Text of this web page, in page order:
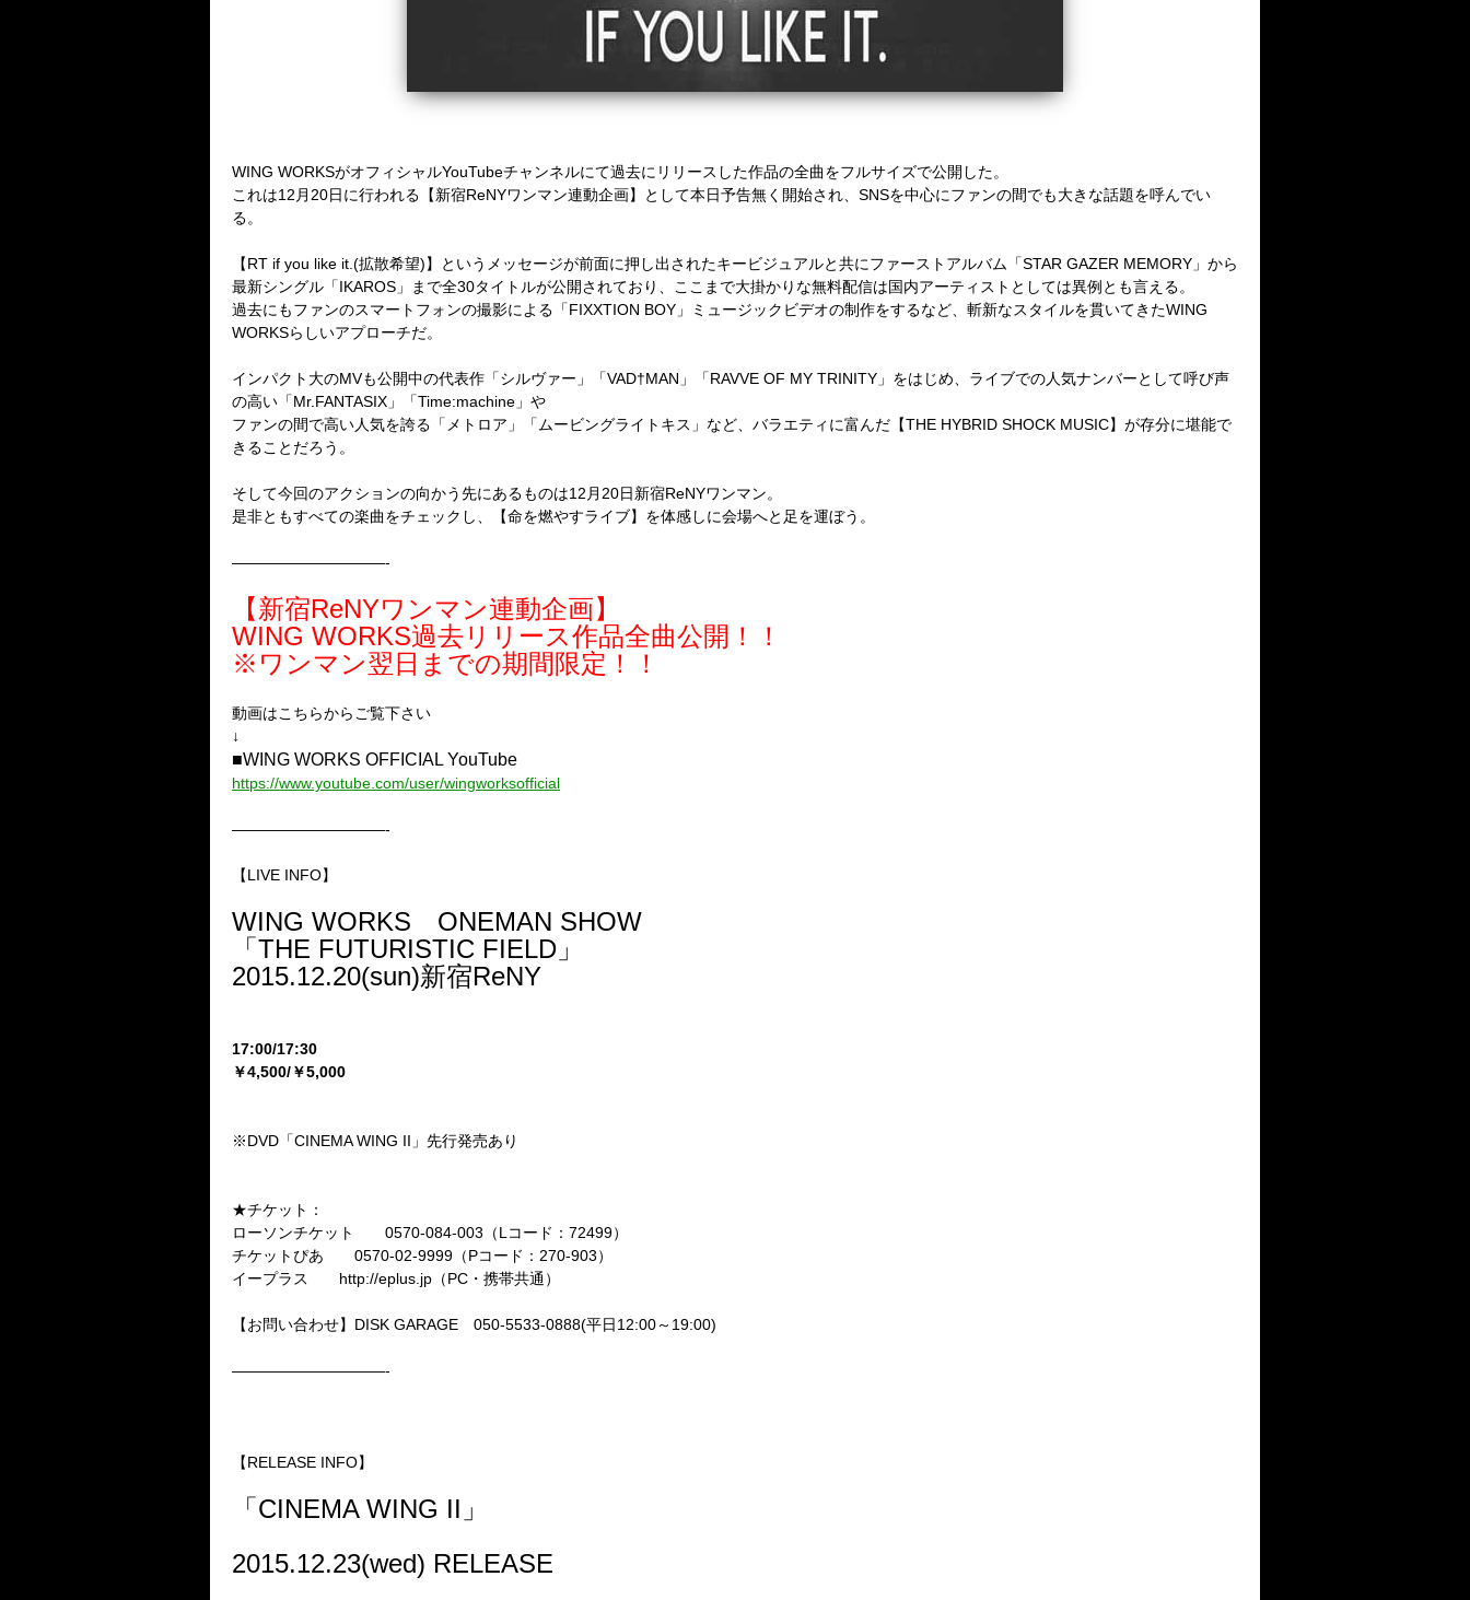
WING WORKSがオフィシャルYouTubeチャンネルにて過去にリリースした作品の全曲をフルサイズで公開した。
これは12月20日に行われる【新宿ReNYワンマン連動企画】として本日予告無く開始され、SNSを中心にファンの間でも大きな話題を呼んでい
る。
【RT if you like it.(拡散希望)】というメッセージが前面に押し出されたキービジュアルと共にファーストアルバム「STAR GAZER MEMORY」から
最新シングル「IKAROS」まで全30タイトルが公開されており、ここまで大掛かりな無料配信は国内アーティストとしては異例とも言える。
過去にもファンのスマートフォンの撮影による「FIXXTION BOY」ミュージックビデオの制作をするなど、斬新なスタイルを貫いてきたWING
WORKSらしいアプローチだ。
インパクト大のMVも公開中の代表作「シルヴァー」「VAD†MAN」「RAVVE OF MY TRINITY」をはじめ、ライブでの人気ナンバーとして呼び声
の高い「Mr.FANTASIX」「Time:machine」や
ファンの間で高い人気を誇る「メトロア」「ムービングライトキス」など、バラエティに富んだ【THE HYBRID SHOCK MUSIC】が存分に堪能で
きることだろう。
そして今回のアクションの向かう先にあるものは12月20日新宿ReNYワンマン。
是非ともすべての楽曲をチェックし、【命を燃やすライブ】を体感しに会場へと足を運ぼう。
——————————-
【新宿ReNYワンマン連動企画】
WING WORKS過去リリース作品全曲公開！！
※ワンマン翌日までの期間限定！！
動画はこちらからご覧下さい
↓
■WING WORKS OFFICIAL YouTube
https://www.youtube.com/user/wingworksofficial
——————————-
【LIVE INFO】
WING WORKS ONEMAN SHOW
「THE FUTURISTIC FIELD」
2015.12.20(sun)新宿ReNY
17:00/17:30
￥4,500/￥5,000
※DVD「CINEMA WING II」先行発売あり
★チケット：
ローソンチケット 0570-084-003（Lコード：72499）
チケットぴあ 0570-02-9999（Pコード：270-903）
イープラス http://eplus.jp（PC・携帯共通）
【お問い合わせ】DISK GARAGE 050-5533-0888(平日12:00～19:00)
——————————-
【RELEASE INFO】
「CINEMA WING II」
2015.12.23(wed) RELEASE